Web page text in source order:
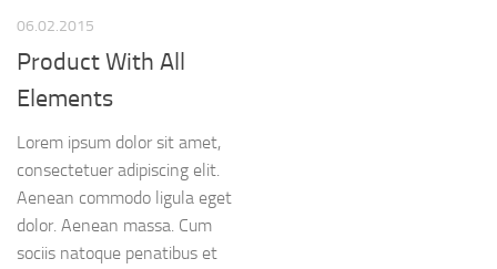
06.02.2015
Product With All
Elements
Lorem ipsum dolor sit amet,
consectetuer adipiscing elit.
Aenean commodo ligula eget
dolor. Aenean massa. Cum
sociis natoque penatibus et